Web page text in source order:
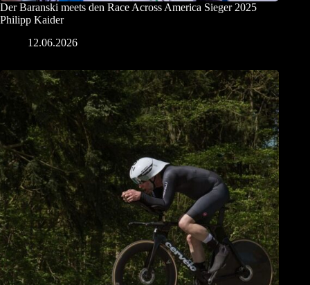
Der Baranski meets den Race Across America Sieger 2025
Philipp Kaider
12.06.2026